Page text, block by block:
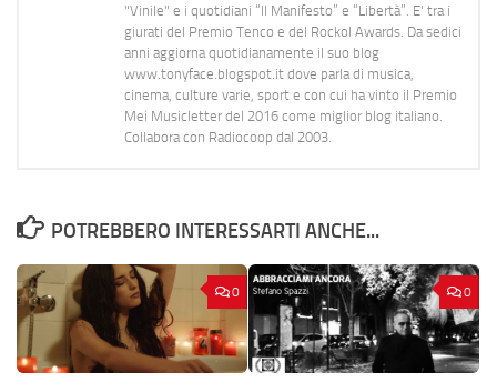
"Vinile" e i quotidiani “Il Manifesto” e “Libertà”. E' tra i
giurati del Premio Tenco e del Rockol Awards. Da sedici
anni aggiorna quotidianamente il suo blog
www.tonyface.blogspot.it dove parla di musica,
cinema, culture varie, sport e con cui ha vinto il Premio
Mei Musicletter del 2016 come miglior blog italiano.
Collabora con Radiocoop dal 2003.
POTREBBERO INTERESSARTI ANCHE...
0 0